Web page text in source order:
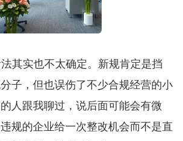
其实也不太确定。新规肯定是挡
子，但也误伤了不少合规经营的小
人跟我聊过，说后面可能会有微
规的企业给一次整改机会而不是直